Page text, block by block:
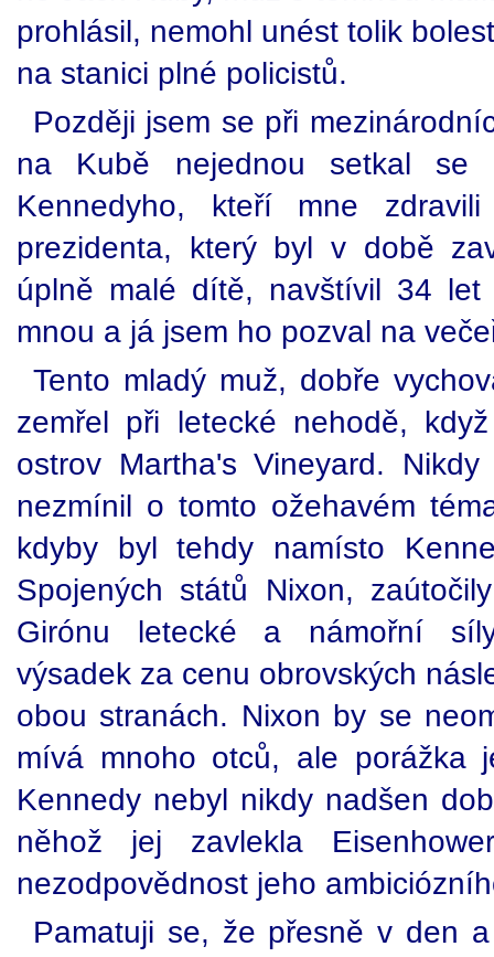
prohlásil, nemohl unést tolik
na stanici plné policistů.
Později jsem se při
na Kubě nejednou setkal se
Kennedyho, kteří mne
prezidenta, který byl v době
úplně malé dítě, navštívil 34
mnou a já jsem ho pozval na
Tento mladý muž, dobře
zemřel při letecké nehodě,
ostrov Martha's Vineyard.
nezmínil o tomto ožehavém
kdyby byl tehdy namísto
Spojených států Nixon,
Girónu letecké a námořní
výsadek za cenu obrovských
obou stranách. Nixon by se
mívá mnoho otců, ale porážka
Kennedy nebyl nikdy nadšen
něhož jej zavlekla
nezodpovědnost jeho
Pamatuji se, že přesně v den